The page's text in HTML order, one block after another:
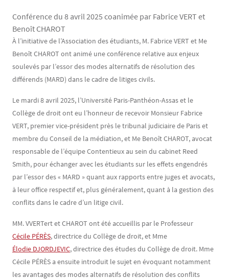
Conférence du 8 avril 2025 coanimée par Fabrice VERT et
Benoît CHAROT
Contenu
Texte
À l’initiative de l’Association des étudiants, M. Fabrice VERT et Me
Benoît CHAROT ont animé une conférence relative aux enjeux
soulevés par l’essor des modes alternatifs de résolution des
différends (MARD) dans le cadre de litiges civils.
Le mardi 8 avril 2025, l’Université Paris-Panthéon-Assas et le
Collège de droit ont eu l’honneur de recevoir Monsieur Fabrice
VERT, premier vice-président près le tribunal judiciaire de Paris et
membre du Conseil de la médiation, et Me Benoît CHAROT, avocat
responsable de l’équipe Contentieux au sein du cabinet Reed
Smith, pour échanger avec les étudiants sur les effets engendrés
par l’essor des « MARD » quant aux rapports entre juges et avocats,
à leur office respectif et, plus généralement, quant à la gestion des
conflits dans le cadre d’un litige civil.
MM. VVERTert et CHAROT ont été accueillis par le Professeur
Cécile PÉRÈS, directrice du Collège de droit, et Mme
Élodie DJORDJEVIC, directrice des études du Collège de droit. Mme
Cécile PÉRÈS a ensuite introduit le sujet en évoquant notamment
les avantages des modes alternatifs de résolution des conflits